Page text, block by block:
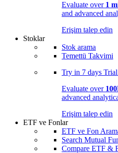
Evaluate over 1
and advanced
Erişim talep edin
Stoklar
Stok arama
Temettü Takvimi
Try in 7 days Trial
Evaluate over
advanced
Erişim talep edin
ETF ve Fonlar
ETF ve Fon
Search Mutual
Compare ETF &